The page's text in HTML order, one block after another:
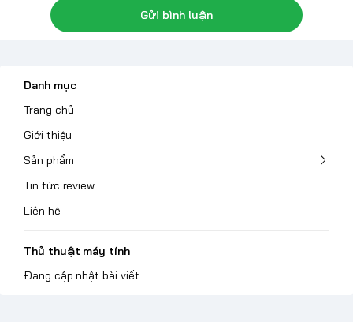
Gửi bình luận
Danh mục
Trang chủ
Giới thiệu
Sản phẩm
Tin tức review
Liên hệ
Thủ thuật máy tính
Đang cập nhật bài viết